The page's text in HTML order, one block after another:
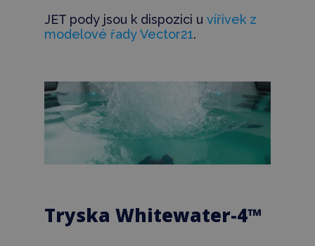
JET pody jsou k dispozici u vířivek z
modelové řady Vector21.
Tryska Whitewater-4™